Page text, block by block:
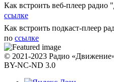
Как встроить веб-плеер
ссылке
Как встроить подкаст-плеер
по ссылке
© 2021-2023 Радио
BY-NC-ND 3.0